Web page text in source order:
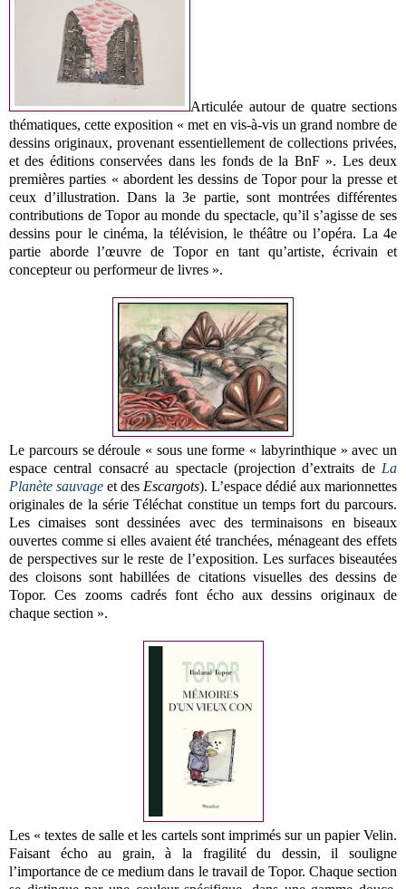
Articulée autour de quatre sections
thématiques, cette exposition « met en vis-à-vis un grand nombre de
dessins originaux, provenant essentiellement de collections privées,
et des éditions conservées dans les fonds de la BnF ». Les deux
premières parties « abordent les dessins de Topor pour la presse et
ceux d’illustration. Dans la 3e partie, sont montrées différentes
contributions de Topor au monde du spectacle, qu’il s’agisse de ses
dessins pour le cinéma, la télévision, le théâtre ou l’opéra. La 4e
partie aborde l’œuvre de Topor en tant qu’artiste, écrivain et
concepteur ou performeur de livres ».
Le parcours se déroule « sous une forme « labyrinthique » avec un
espace central consacré au spectacle (projection d’extraits de La
Planète sauvage et des Escargots). L’espace dédié aux marionnettes
originales de la série Téléchat constitue un temps fort du parcours.
Les cimaises sont dessinées avec des terminaisons en biseaux
ouvertes comme si elles avaient été tranchées, ménageant des effets
de perspectives sur le reste de l’exposition. Les surfaces biseautées
des cloisons sont habillées de citations visuelles des dessins de
Topor. Ces zooms cadrés font écho aux dessins originaux de
chaque section ».
Les « textes de salle et les cartels sont imprimés sur un papier Velin.
Faisant écho au grain, à la fragilité du dessin, il souligne
l’importance de ce medium dans le travail de Topor. Chaque section